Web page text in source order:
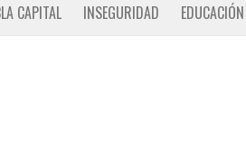
CAPITAL INSEGURIDAD EDUCACIÓN